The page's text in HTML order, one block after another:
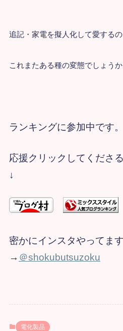
追記・家電を擬人化して愛するの
これまたある種の変態でしょうか
ランキングに参加中です。
応援クリックしてくださ
↓
密かにインスタやってます
→​ ＠shokubutsuzoku
電化製品